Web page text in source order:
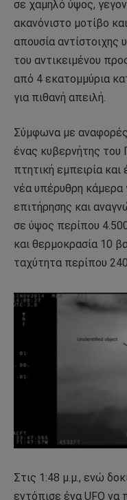
σε χαμηλό ύψος,
ακανόνιστο μοτίβο
απουσία αντίστοιχης
του αντικειμένου
από 4 εκατομμύρια
για πιθανή απειλή.
Σύμφωνα με
ένας κυβερνήτης του
πτητική εμπειρία
νέα υπέρυθρη κάμερα
επιτήρησης και
σε ύψος περίπου
και θερμοκρασία 10
ταχύτητα περίπου
Στις 1:48 μ.μ., ενώ
εντόπισε ένα UFO να